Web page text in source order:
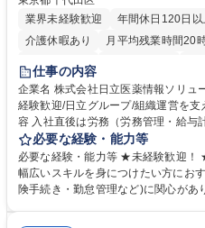
業界未経験歓迎
年間休日120日以
介護休暇あり
月平均残業時間20
住宅手当あり
育休あり
完全週休2日制 交通費
仕事の内容
企業名 株式会社日立医薬情報ソリューションズ 求人名
経験歓迎/日立グループ/組織運営を支える
容 入社直後は労務（労務管理・給与
任せいたします。将来は総務・採用
営を支えるゼネラリストをめざせます。 ・初期業務：労働時間管理
計算、社会保険対応、福利厚生管理
します。ご経験に応じて、休職者管
必要な経験・能力等
必要な経験・能力等 ★未経験歓迎！
幅広いスキルを身につけたい方におすすめ！ ■労務管理(給与
険手続き・勤怠管理など)に関心が